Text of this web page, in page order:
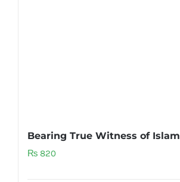
Bearing True Witness of Islam
₨ 820